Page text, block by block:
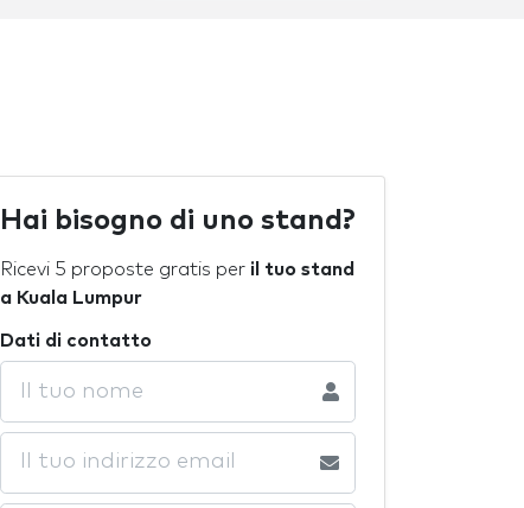
Hai bisogno di uno stand?
Ricevi 5 proposte gratis per il tuo stand
a Kuala Lumpur
Dati di contatto